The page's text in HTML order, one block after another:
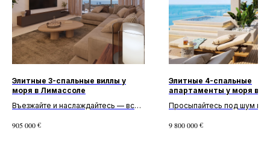
Элитные 3-спальные виллы у
моря в Лимассоле
Въезжайте и наслаждайтесь — все
спальнями и 3 ванными комнатами в
905 000€
Элитные 4-спальные
апартаменты у моря в
Лимассоле
Просыпайтесь под шум
апартаменты с 4
9 800 000€